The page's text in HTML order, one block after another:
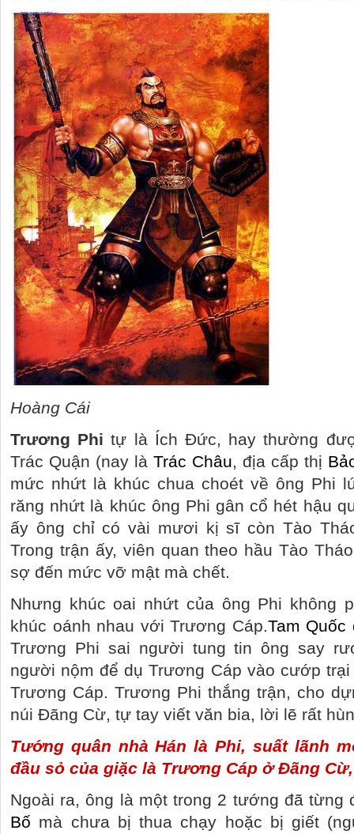
Hoàng Cái
Trương Phi tự là Ích Đức, hay thường
Trác Quận (nay là Trác Châu, địa cấp thị
mức nhứt là khúc chua choét về ông Phi
răng nhứt là khúc ông Phi gân cổ hét hậu
ấy ông chỉ có vài mươi kị sĩ còn Tào
Trong trận ấy, viên quan theo hầu Tào
sợ đến mức vỡ mật mà chết.
Nhưng khúc oai nhứt của ông Phi không
khúc oánh nhau với Trương Cáp.Tam Quốc
Trương Phi sai người tung tin ông say
người nộm để dụ Trương Cáp vào cướp
Trương Cáp. Trương Phi thắng trận, cho
núi Đãng Cừ, tự tay viết văn bia, lời lẽ rất
Tướng quân nhà Hán là Phi, suất lãnh
đầu sỏ của giặc là Trương Cáp ở Đãng
Ngoài ra, ông là một trong 2 tướng đã
Bố mà chưa bị thua chạy hoặc bị giết